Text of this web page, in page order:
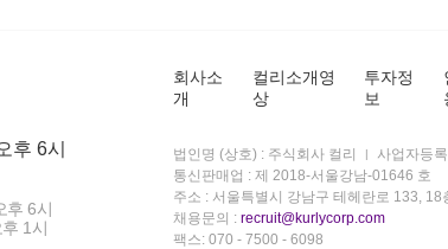
후 6시
후 6시
1시
회사소
개
컬리소개영
상
투자정
보
법인명 (상호) : 주식회사 컬리 사업자등
통신판매업 : 제 2018-서울강남-01646 호
주소 : 서울특별시 강남구 테헤란로 133, 18
채용문의 : recruit@kurlycorp.com
팩스: 070 - 7500 - 6098